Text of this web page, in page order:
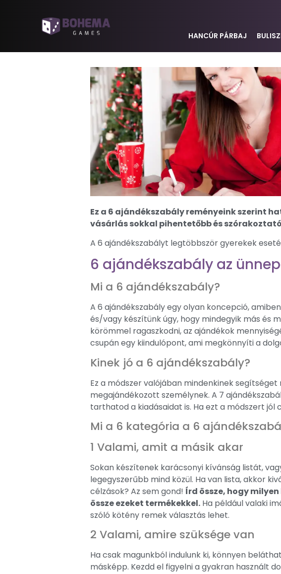
HANCÚR PÁRBAJ
Ez a 6 ajándékszabály reményeink szerint
vásárlás sokkal pihentetőbb és
A 6 ajándékszabályt legtöbbször gyerekek
6 ajándékszabály az
Mi a 6 ajándékszabály?
A 6 ajándékszabály egy olyan koncepció,
és/vagy készítünk úgy, hogy mindegyik más és
körömmel ragaszkodni, az ajándékok
csupán egy kiindulópont, ami megkönnyíti a
Kinek jó a 6 ajándékszabály?
Ez a módszer valójában mindenkinek
megajándékozott személynek. A 7
tarthatod a kiadásaidat is. Ha ezt a módszert jól
Mi a 6 kategória a 6
1 Valami, amit a másik akar
Sokan készítenek karácsonyi kívánság listát,
legegyszerűbb mind közül. Ha van lista, akkor
célzások? Az sem gond! Írd össze, hogy
össze ezeket termékekkel. Ha például valaki
szóló kötény remek választás lehet.
2 Valami, amire szüksége van
Ha csak magunkból indulunk ki, könnyen
másképp. Kezdd el figyelni a gyakran használt